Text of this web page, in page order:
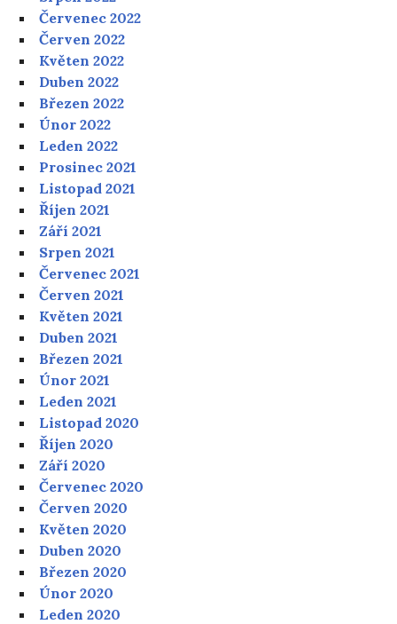
Červenec 2022
Červen 2022
Květen 2022
Duben 2022
Březen 2022
Únor 2022
Leden 2022
Prosinec 2021
Listopad 2021
Říjen 2021
Září 2021
Srpen 2021
Červenec 2021
Červen 2021
Květen 2021
Duben 2021
Březen 2021
Únor 2021
Leden 2021
Listopad 2020
Říjen 2020
Září 2020
Červenec 2020
Červen 2020
Květen 2020
Duben 2020
Březen 2020
Únor 2020
Leden 2020